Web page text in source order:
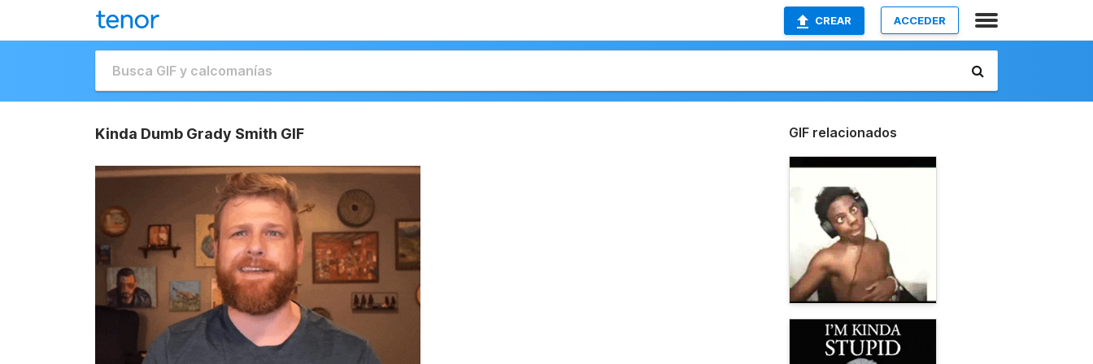
CREAR ACCEDER
Kinda Dumb Grady Smith GIF GIF relacionados